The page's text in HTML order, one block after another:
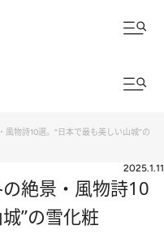
風物詩10選。“日本で最も美しい山城”の
2025.1.11
絶景・風物詩10
”の雪化粧